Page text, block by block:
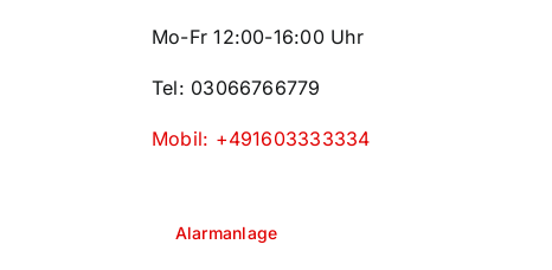
Mo-Fr 12:00-16:00 Uhr
Tel: 03066766779
Mobil: +491603333334
Alarmanlage